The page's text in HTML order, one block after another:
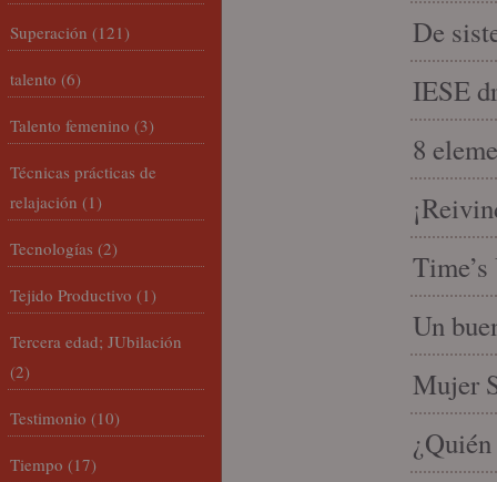
De
IESE
8
Un
Mujer
Superación (121)
talento (6)
Talento femenino (3)
Técnicas prácticas de
relajación (1)
Tecnologías (2)
Tejido Productivo (1)
Tercera edad; JUbilación
(2)
Testimonio (10)
Tiempo (17)